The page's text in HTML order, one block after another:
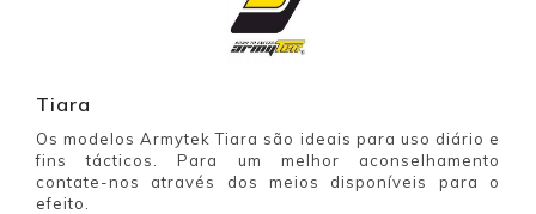
Tiara
Os modelos Armytek Tiara são ideais para uso diário e
fins tácticos. Para um melhor aconselhamento
contate-nos através dos meios disponíveis para o
efeito.